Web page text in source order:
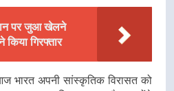
पर जुआ खेलने
गिरफ्तार
भारत अपनी सांस्कृतिक विरासत को